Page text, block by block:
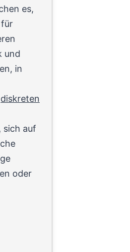
es,
und
in
diskreten
sich auf
oder